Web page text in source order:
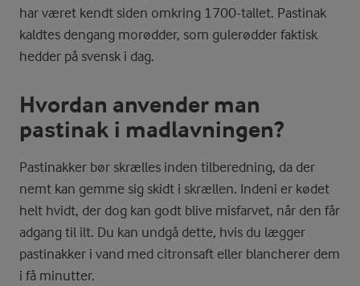
har været kendt siden omkring 1700-tallet. Pastinak
kaldtes dengang morødder, som gulerødder faktisk
hedder på svensk i dag.
Hvordan anvender man
pastinak i madlavningen?
Pastinakker bør skrælles inden tilberedning, da der
nemt kan gemme sig skidt i skrællen. Indeni er kødet
helt hvidt, der dog kan godt blive misfarvet, når den får
adgang til ilt. Du kan undgå dette, hvis du lægger
pastinakker i vand med citronsaft eller blancherer dem
i få minutter.